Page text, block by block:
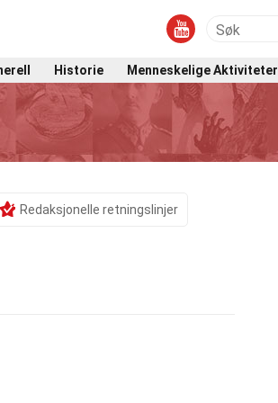
Historie Menneskelige Aktiviteter
Redaksjonelle retningslinjer